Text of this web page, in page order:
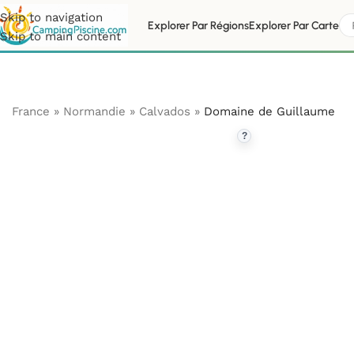
Skip to navigation
Skip to main content
Explorer Par RégionsExplorer Par Carte
France » Normandie » Calvados » Domaine de Guillaume
?